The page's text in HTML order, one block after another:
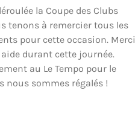
la Coupe des Clubs
tenons à remercier tous les
pour cette occasion. Merci
durant cette journée.
au Le Tempo pour le
nous sommes régalés !